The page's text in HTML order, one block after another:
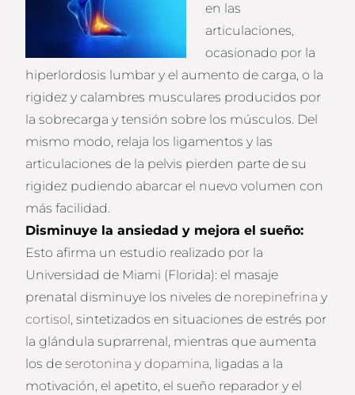
en las
articulaciones,
ocasionado por la
hiperlordosis lumbar y el aumento de carga, o la
rigidez y calambres musculares producidos por
la sobrecarga y tensión sobre los músculos. Del
mismo modo, relaja los ligamentos y las
articulaciones de la pelvis pierden parte de su
rigidez pudiendo abarcar el nuevo volumen con
más facilidad.
Disminuye la ansiedad y mejora el sueño:
Esto afirma un estudio realizado por la
Universidad de Miami (Florida): el masaje
prenatal disminuye los niveles de norepinefrinay
cortisol, sintetizados en situaciones de estrés por
la glándula suprarrenal, mientras que aumenta
los deserotonina y dopamina, ligadas a la
motivación, el apetito, el sueño reparador y el